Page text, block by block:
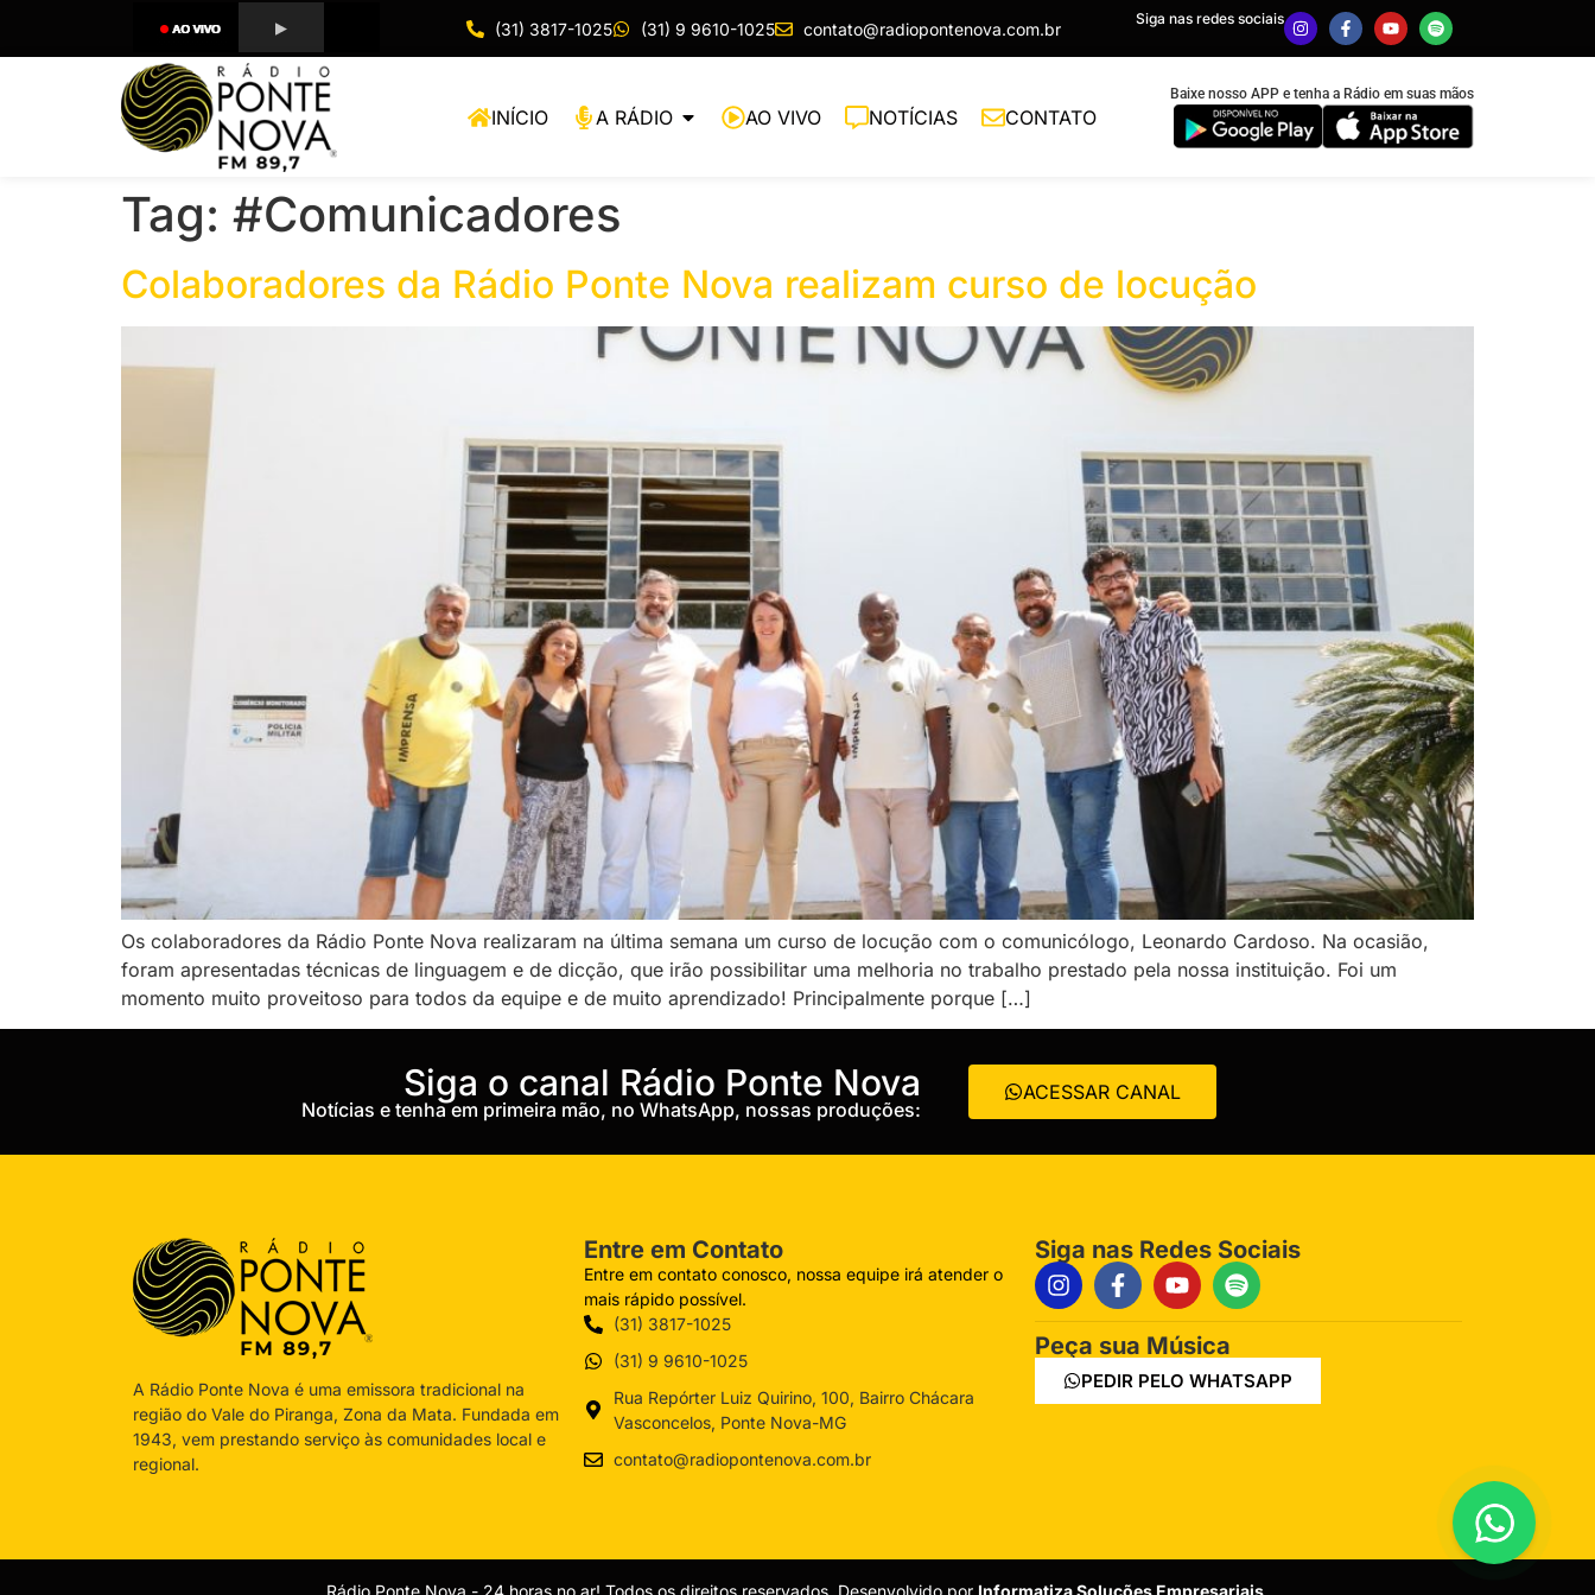
(31) 3817-1025 (31) 9 9610-1025 contato@radiopontenova.com.br Siga nas redes sociais
INÍCIO A RÁDIO AO VIVO NOTÍCIAS CONTATO
Baixe nosso APP e tenha a Rádio em suas mãos
Tag: #Comunicadores
Colaboradores da Rádio Ponte Nova realizam curso de locução
Os colaboradores da Rádio Ponte Nova realizaram na última semana um curso de locução com o comunicólogo, Leonardo Cardoso. Na ocasião,
foram apresentadas técnicas de linguagem e de dicção, que irão possibilitar uma melhoria no trabalho prestado pela nossa instituição. Foi um
momento muito proveitoso para todos da equipe e de muito aprendizado! Principalmente porque […]
‎Siga o canal Rádio Ponte Nova
Notícias e tenha em primeira mão, no WhatsApp, nossas produções:
ACESSAR CANAL
A Rádio Ponte Nova é uma emissora tradicional na
região do Vale do Piranga, Zona da Mata. Fundada em
1943, vem prestando serviço às comunidades local e
regional.
Entre em Contato
Entre em contato conosco, nossa equipe irá atender o
mais rápido possível.
(31) 3817-1025
(31) 9 9610-1025
Rua Repórter Luiz Quirino, 100, Bairro Chácara
Vasconcelos, Ponte Nova-MG
contato@radiopontenova.com.br
Siga nas Redes Sociais
Peça sua Música
PEDIR PELO WHATSAPP